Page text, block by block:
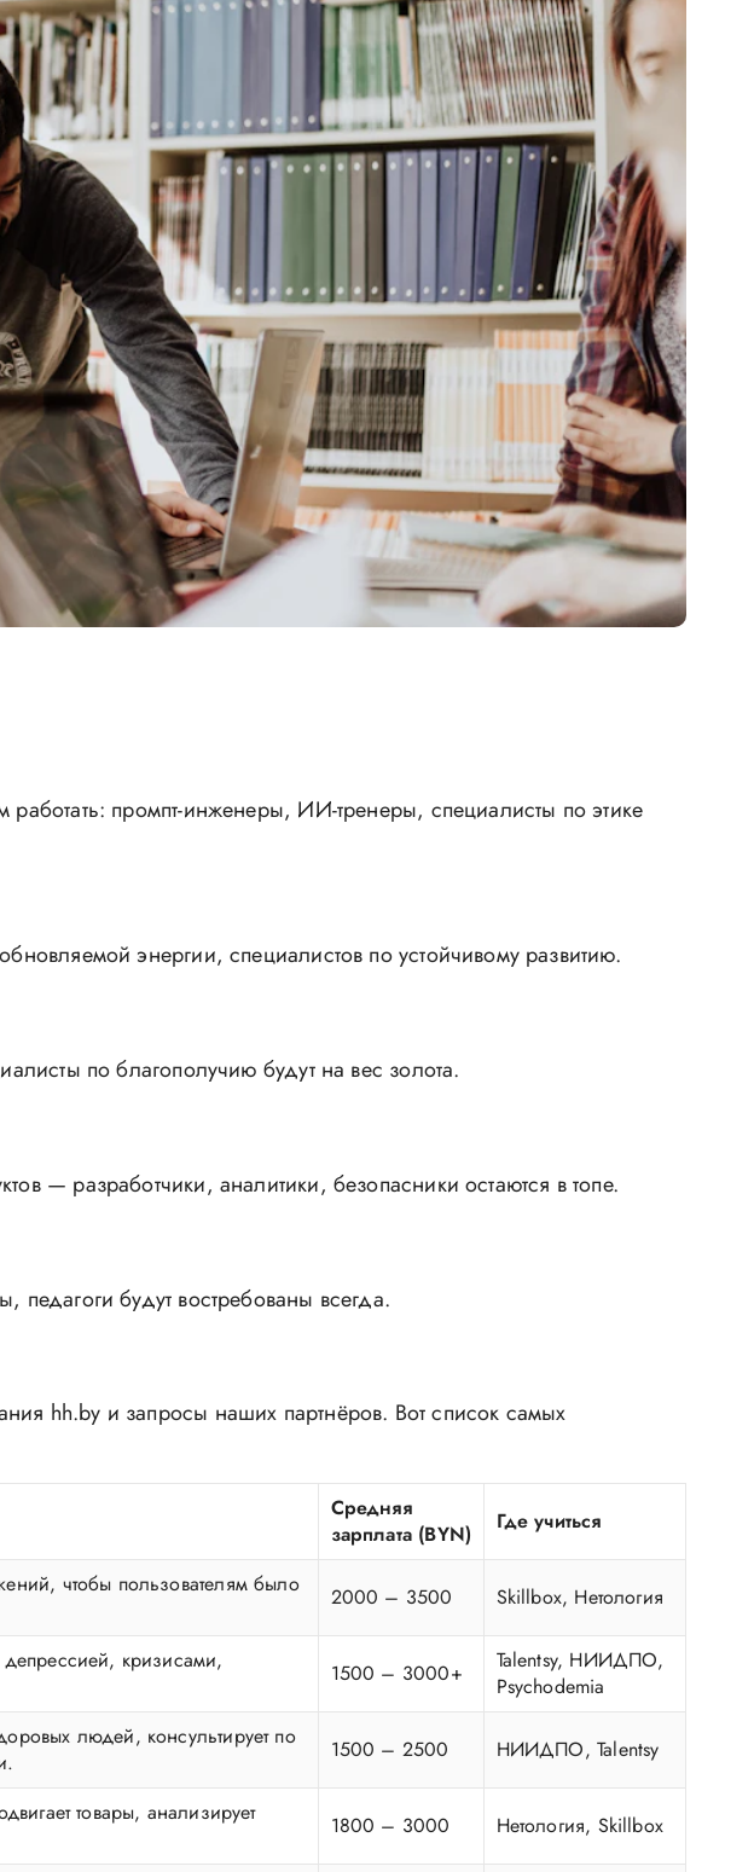
промпт-инженеры, ИИ-тренеры, специалисты по этике
энергии, специалистов по устойчивому развитию.
по благополучию будут на вес золота.
— разработчики, аналитики, безопасники остаются в топе.
будут востребованы всегда.
hh.by и запросы наших партнёров. Вот список самых
Средняя
зарплата (BYN)
Где учиться
чтобы пользователям было
2000 – 3500 Skillbox, Нетология
депрессией, кризисами,
1500 – 3000+
Talentsy, НИИДПО,
Psychodemia
людей, консультирует по
1500 – 2500 НИИДПО, Talentsy
товары, анализирует
1800 – 3000 Нетология, Skillbox